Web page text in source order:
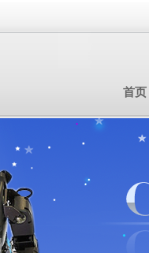
首页